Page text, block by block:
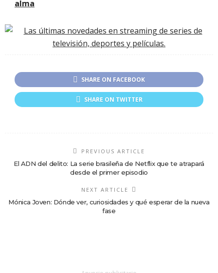
alma
SHARE ON FACEBOOK
SHARE ON TWITTER
PREVIOUS ARTICLE
El ADN del delito: La serie brasileña de Netflix que te atrapará
desde el primer episodio
NEXT ARTICLE
Mónica Joven: Dónde ver, curiosidades y qué esperar de la nueva
fase